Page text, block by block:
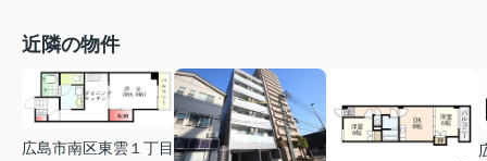
近隣の物件
広島市南区東雲１丁目